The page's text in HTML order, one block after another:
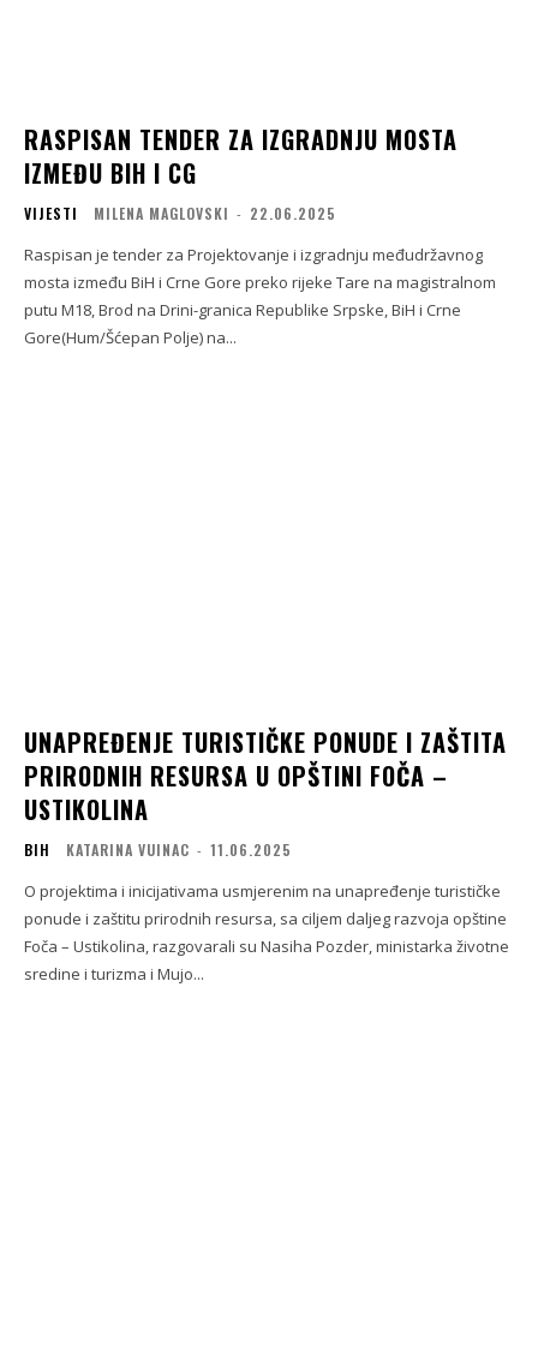
RASPISAN TENDER ZA IZGRADNJU MOSTA
IZMEĐU BIH I CG
VIJESTI MILENA MAGLOVSKI - 22.06.2025
Raspisan je tender za Projektovanje i izgradnju međudržavnog
mosta između BiH i Crne Gore preko rijeke Tare na magistralnom
putu M18, Brod na Drini-granica Republike Srpske, BiH i Crne
Gore(Hum/Šćepan Polje) na...
UNAPREĐENJE TURISTIČKE PONUDE I ZAŠTITA
PRIRODNIH RESURSA U OPŠTINI FOČA –
USTIKOLINA
BIH KATARINA VUINAC - 11.06.2025
O projektima i inicijativama usmjerenim na unapređenje turističke
ponude i zaštitu prirodnih resursa, sa ciljem daljeg razvoja opštine
Foča – Ustikolina, razgovarali su Nasiha Pozder, ministarka životne
sredine i turizma i Mujo...